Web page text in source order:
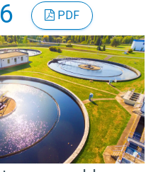
PDF